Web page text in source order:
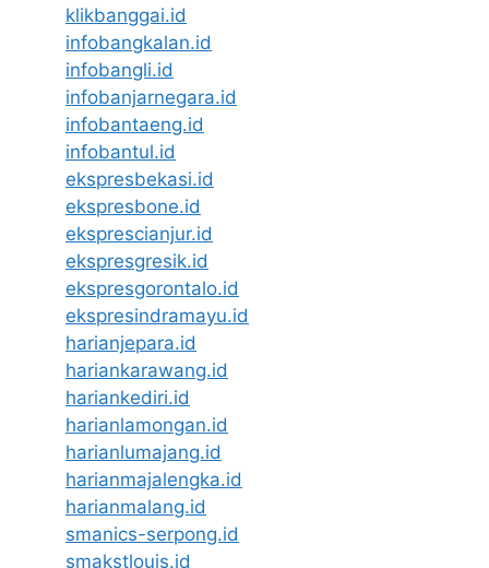
klikbanggai.id
infobangkalan.id
infobangli.id
infobanjarnegara.id
infobantaeng.id
infobantul.id
ekspresbekasi.id
ekspresbone.id
eksprescianjur.id
ekspresgresik.id
ekspresgorontalo.id
ekspresindramayu.id
harianjepara.id
hariankarawang.id
hariankediri.id
harianlamongan.id
harianlumajang.id
harianmajalengka.id
harianmalang.id
smanics-serpong.id
smakstlouis.id